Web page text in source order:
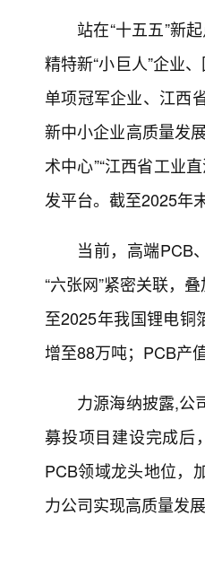
站在“十五五”新
精特新“小巨人”企业
单项冠军企业、江西
新中小企业高质量发
术中心”“江西省工业
发平台。截至2025年
当前，高端PCB
“六张网”紧密关联，
至2025年我国锂电铜
增至88万吨；PCB产
力源海纳披露,公
募投项目建设完成后
PCB领域龙头地位，
力公司实现高质量发展